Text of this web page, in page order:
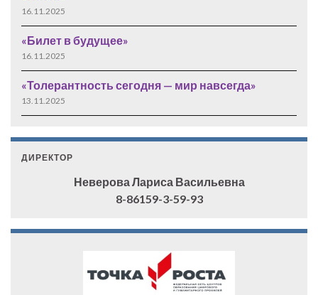
16.11.2025
«Билет в будущее»
16.11.2025
«Толерантность сегодня — мир навсегда»
13.11.2025
ДИРЕКТОР
Неверова Лариса Васильевна
8-86159-3-59-93